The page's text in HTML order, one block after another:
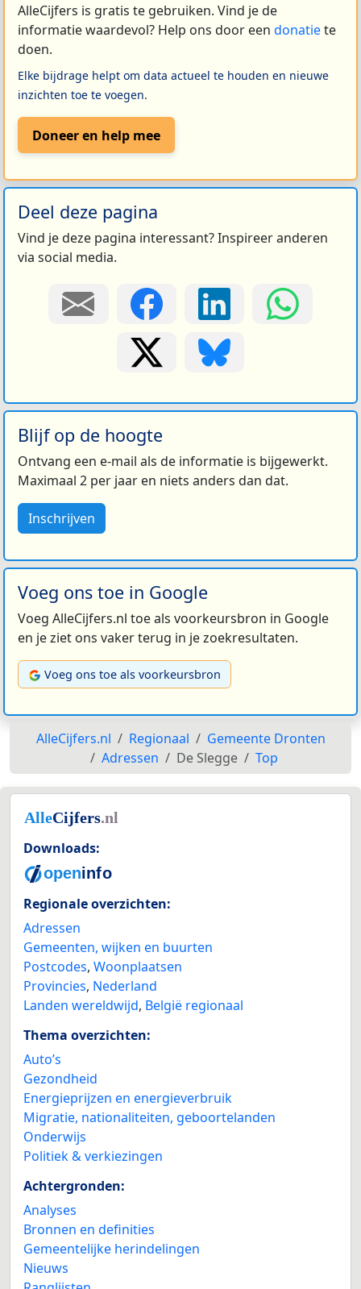
AlleCijfers is gratis te gebruiken. Vind je de
informatie waardevol? Help ons door een donatiete
doen.
Elke bijdrage helpt om data actueel te houden en nieuwe
inzichten toe te voegen.
Doneer en help mee
Deel deze pagina
Vind je deze pagina interessant? Inspireer anderen
via social media.
Blijf op de hoogte
Ontvang een e-mail als de informatie is bijgewerkt.
Maximaal 2 per jaar en niets anders dan dat.
Inschrijven
Voeg ons toe in Google
Voeg AlleCijfers.nl toe als voorkeursbron in Google
en je ziet ons vaker terug in je zoekresultaten.
Voeg ons toe als voorkeursbron
AlleCijfers.nl Regionaal
Gemeente Dronten
Adressen
De Slegge Top
Downloads:
Regionale overzichten:
Adressen
Gemeenten, wijken en buurten
Postcodes, Woonplaatsen
Provincies, Nederland
Landen wereldwijd, België regionaal
Thema overzichten:
Auto’s
Gezondheid
Energieprijzen en energieverbruik
Migratie, nationaliteiten, geboortelanden
Onderwijs
Politiek & verkiezingen
Achtergronden:
Analyses
Bronnen en definities
Gemeentelijke herindelingen
Nieuws